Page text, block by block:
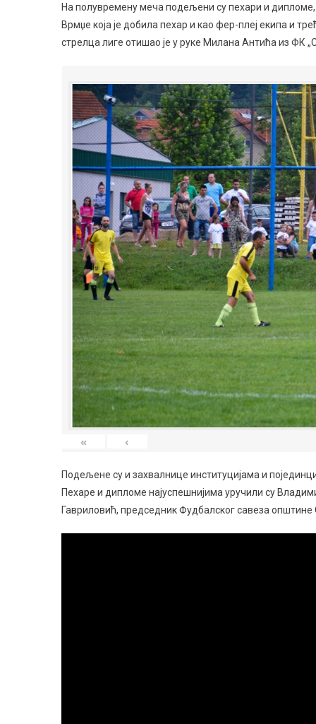
На полувремену меча подељени су пехари и дипломе,
Врмџе која је добила пехар и као фер-плеј екипа и
стрелца лиге отишао је у руке Милана Антића из ФК
« ‹
Подељене су и захвалнице институцијама и
Пехаре и дипломе најуспешнијима уручили су
Гавриловић, председник Фудбалског савеза